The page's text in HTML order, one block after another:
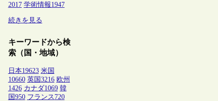
2017 学術情報1947
続きを見る
キーワードから検
索（国・地域）
日本19623 米国
10660 英国3216 欧州
1426 カナダ1069 韓
国950 フランス 720